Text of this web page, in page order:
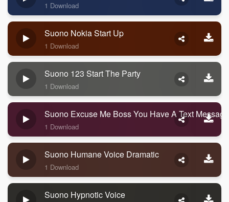
1 Download
Suono Nokia Start Up
1 Download
Suono 123 Start The Party
1 Download
Suono Excuse Me Boss You Have A Text
1 Download
Suono Humane Voice Dramatic
1 Download
Suono Hypnotic Voice